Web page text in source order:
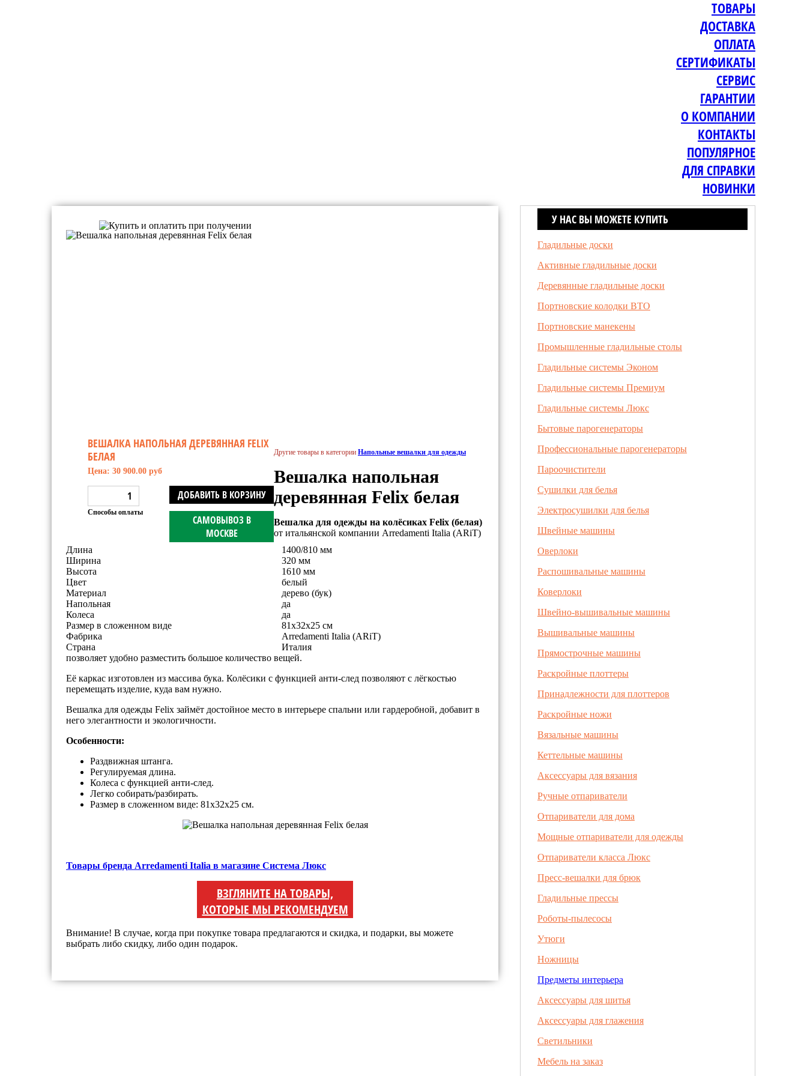
ТОВАРЫ
ДОСТАВКА
ОПЛАТА
СЕРТИФИКАТЫ
СЕРВИС
ГАРАНТИИ
О КОМПАНИИ
КОНТАКТЫ
ПОПУЛЯРНОЕ
ДЛЯ СПРАВКИ
НОВИНКИ
ВЕШАЛКА НАПОЛЬНАЯ ДЕРЕВЯННАЯ FELIX
БЕЛАЯ
Цена: 30 900.00 руб
ДОБАВИТЬ В КОРЗИНУ
САМОВЫВОЗ В
МОСКВЕ
Способы оплаты
Длина
1400/810 мм
Ширина
320 мм
Высота
1610 мм
Цвет
белый
Материал
дерево (бук)
Напольная
да
Колеса
да
Размер в сложенном виде
81х32х25 см
Фабрика
Arredamenti Italia (ARiT)
Страна
Италия
Другие товары в категории Напольные вешалки для одежды
Вешалка напольная
деревянная Felix белая
Вешалка для одежды на колёсиках Felix (белая)
от итальянской компании Arredamenti Italia (ARiT)
позволяет удобно разместить большое количество вещей.
Её каркас изготовлен из массива бука. Колёсики с функцией анти-след позволяют с лёгкостью
перемещать изделие, куда вам нужно.
Вешалка для одежды Felix займёт достойное место в интерьере спальни или гардеробной, добавит в
него элегантности и экологичности.
Особенности:
Раздвижная штанга.
Регулируемая длина.
Колеса с функцией анти-след.
Легко собирать/разбирать.
Размер в сложенном виде: 81х32х25 см.
Товары бренда Arredamenti Italia в магазине Система Люкс
ВЗГЛЯНИТЕ НА ТОВАРЫ,
КОТОРЫЕ МЫ РЕКОМЕНДУЕМ
Внимание! В случае, когда при покупке товара предлагаются и скидка, и подарки, вы можете
выбрать либо скидку, либо один подарок.
У НАС ВЫ МОЖЕТЕ КУПИТЬ
Гладильные доски
Активные гладильные доски
Деревянные гладильные доски
Портновские колодки ВТО
Портновские манекены
Промышленные гладильные столы
Гладильные системы Эконом
Гладильные системы Премиум
Гладильные системы Люкс
Бытовые парогенераторы
Профессиональные парогенераторы
Пароочистители
Сушилки для белья
Электросушилки для белья
Швейные машины
Оверлоки
Распошивальные машины
Коверлоки
Швейно-вышивальные машины
Вышивальные машины
Прямострочные машины
Раскройные плоттеры
Принадлежности для плоттеров
Раскройные ножи
Вязальные машины
Кеттельные машины
Аксессуары для вязания
Ручные отпариватели
Отпариватели для дома
Мощные отпариватели для одежды
Отпариватели класса Люкс
Пресс-вешалки для брюк
Гладильные прессы
Роботы-пылесосы
Утюги
Ножницы
Предметы интерьера
Аксессуары для шитья
Аксессуары для глажения
Светильники
Мебель на заказ